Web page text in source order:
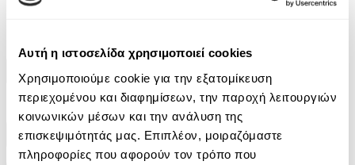
Αυτή η ιστοσελίδα χρησιμοποιεί cookies
Χρησιμοποιούμε cookie για την εξατομίκευση
περιεχομένου και διαφημίσεων, την παροχή λειτουργιών
κοινωνικών μέσων και την ανάλυση της
επισκεψιμότητάς μας. Επιπλέον, μοιραζόμαστε
πληροφορίες που αφορούν τον τρόπο που
Φίλτρα
Φίλτρα
Συγγραφείς